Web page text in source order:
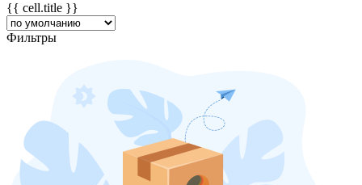
{{ cell.title }}
Фильтры